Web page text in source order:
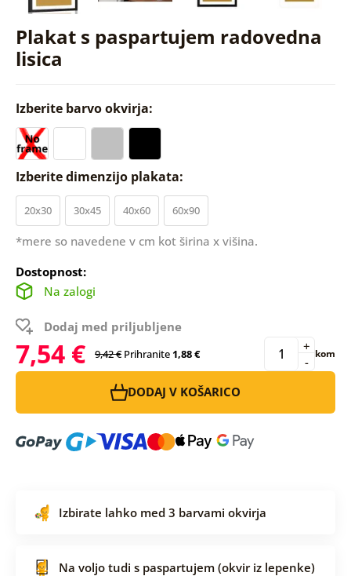
Plakat s paspartujem radovedna
lisica
Izberite barvo okvirja:
Izberite dimenzijo plakata:
20x30 30x45 40x60 60x90
*mere so navedene v cm kot širina x višina.
Dostopnost:
Na zalogi
Dodaj med priljubljene
7,54 € 9,42 € Prihranite1,88 € -
+ kom
DODAJ V KOŠARICO
Izbirate lahko med 3 barvami okvirja
Na voljo tudi s paspartujem (okvir iz lepenke)